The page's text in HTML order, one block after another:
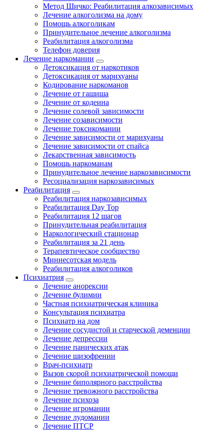
Метод Шичко: Реабилитация алкозависимых
Лечение алкоголизма на дому
Помощь алкоголикам
Принудительное лечение алкоголизма
Реабилитация алкоголизма
Телефон доверия
Лечение наркомании
Детоксикация от наркотиков
Детоксикация от марихуаны
Кодирование наркоманов
Лечение от гашиша
Лечение от кодеина
Лечение солевой зависимости
Лечение созависимости
Лечение токсикомании
Лечение зависимости от марихуаны
Лечение зависимости от спайса
Лекарственная зависимость
Помощь наркоманам
Принудительное лечение наркозависимости
Ресоциализация наркозависимых
Реабилитация
Реабилитация наркозависимых
Реабилитация Day Top
Реабилитация 12 шагов
Принудительная реабилитация
Наркологический стационар
Реабилитация за 21 день
Терапевтическое сообщество
Миннесотская модель
Реабилитация алкоголиков
Психиатрия
Лечение анорексии
Лечение булимии
Частная психиатрическая клиника
Консультация психиатра
Психиатр на дом
Лечение сосудистой и старческой деменции
Лечение депрессии
Лечение панических атак
Лечение шизофрении
Врач-психиатр
Вызов скорой психиатрической помощи
Лечение биполярного расстройства
Лечение тревожного расстройства
Лечение психоза
Лечение игромании
Лечение лудомании
Лечение ПТСР